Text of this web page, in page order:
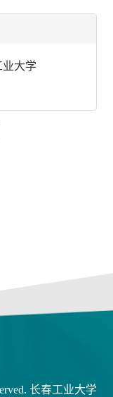
业大学
长春工业大学